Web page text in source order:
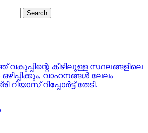
കീഴിലുള്ള സ്ഥലങ്ങളിലെ
വാഹനങ്ങൾ ലേലം
റിയാസ് റിപ്പോർട്ട് തേടി.